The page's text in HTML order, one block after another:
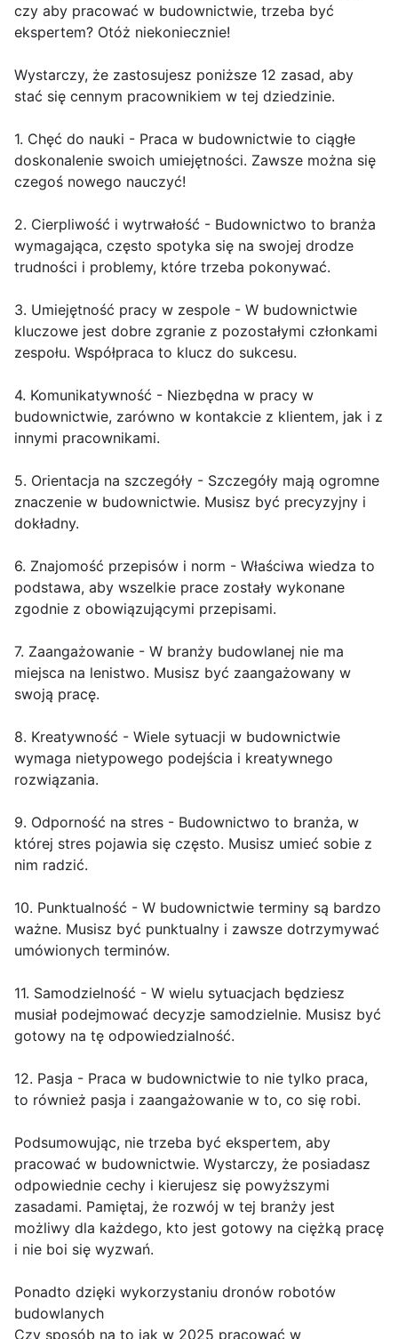
czy aby pracować w budownictwie, trzeba być
ekspertem? Otóż niekoniecznie!
Wystarczy, że zastosujesz poniższe 12 zasad, aby
stać się cennym pracownikiem w tej dziedzinie.
1. Chęć do nauki - Praca w budownictwie to ciągłe
doskonalenie swoich umiejętności. Zawsze można się
czegoś nowego nauczyć!
2. Cierpliwość i wytrwałość - Budownictwo to branża
wymagająca, często spotyka się na swojej drodze
trudności i problemy, które trzeba pokonywać.
3. Umiejętność pracy w zespole - W budownictwie
kluczowe jest dobre zgranie z pozostałymi członkami
zespołu. Współpraca to klucz do sukcesu.
4. Komunikatywność - Niezbędna w pracy w
budownictwie, zarówno w kontakcie z klientem, jak i z
innymi pracownikami.
5. Orientacja na szczegóły - Szczegóły mają ogromne
znaczenie w budownictwie. Musisz być precyzyjny i
dokładny.
6. Znajomość przepisów i norm - Właściwa wiedza to
podstawa, aby wszelkie prace zostały wykonane
zgodnie z obowiązującymi przepisami.
7. Zaangażowanie - W branży budowlanej nie ma
miejsca na lenistwo. Musisz być zaangażowany w
swoją pracę.
8. Kreatywność - Wiele sytuacji w budownictwie
wymaga nietypowego podejścia i kreatywnego
rozwiązania.
9. Odporność na stres - Budownictwo to branża, w
której stres pojawia się często. Musisz umieć sobie z
nim radzić.
10. Punktualność - W budownictwie terminy są bardzo
ważne. Musisz być punktualny i zawsze dotrzymywać
umówionych terminów.
11. Samodzielność - W wielu sytuacjach będziesz
musiał podejmować decyzje samodzielnie. Musisz być
gotowy na tę odpowiedzialność.
12. Pasja - Praca w budownictwie to nie tylko praca,
to również pasja i zaangażowanie w to, co się robi.
Podsumowując, nie trzeba być ekspertem, aby
pracować w budownictwie. Wystarczy, że posiadasz
odpowiednie cechy i kierujesz się powyższymi
zasadami. Pamiętaj, że rozwój w tej branży jest
możliwy dla każdego, kto jest gotowy na ciężką pracę
i nie boi się wyzwań.
Ponadto dzięki wykorzystaniu dronów robotów
budowlanych
Czy sposób na to jak w 2025 pracować w